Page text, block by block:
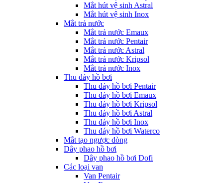
Mắt hút vệ sinh Astral
Mắt hút vệ sinh Inox
Mắt trả nước
Mắt trả nước Emaux
Mắt trả nước Pentair
Mắt trả nước Astral
Mắt trả nước Kripsol
Mắt trả nước Inox
Thu đáy hồ bơi
Thu đáy hồ bơi Pentair
Thu đáy hồ bơi Emaux
Thu đáy hồ bơi Kripsol
Thu đáy hồ bơi Astral
Thu đáy hồ bơi Inox
Thu đáy hồ bơi Waterco
Mắt tạo ngược dòng
Dây phao hồ bơi
Dây phao hồ bơi Dofi
Các loại van
Van Pentair